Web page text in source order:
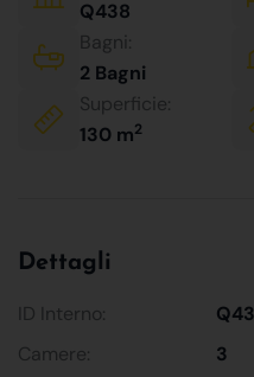
Q438
Bagni:
2 Bagni
Superficie:
130 m2
Dettagli
ID Interno:
Camere:
3